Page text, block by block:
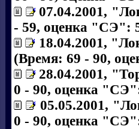
07.04.2001,
- 59, оценка "СЭ":
18.04.2001,
(Время: 69 - 90,
28.04.2001,
0 - 90, оценка
05.05.2001,
0 - 90, оценка